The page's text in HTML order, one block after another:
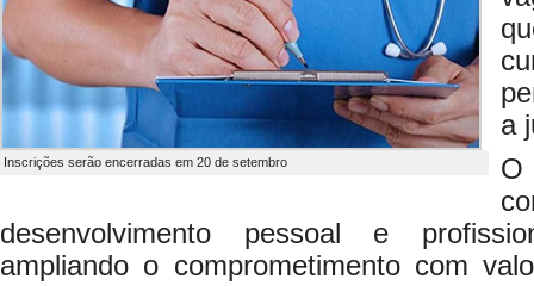
Inscrições serão encerradas em 20 de setembro
a
O
desenvolvimento pessoal e
ampliando o comprometimento com